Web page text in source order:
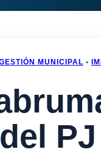
MUNICIPAL •